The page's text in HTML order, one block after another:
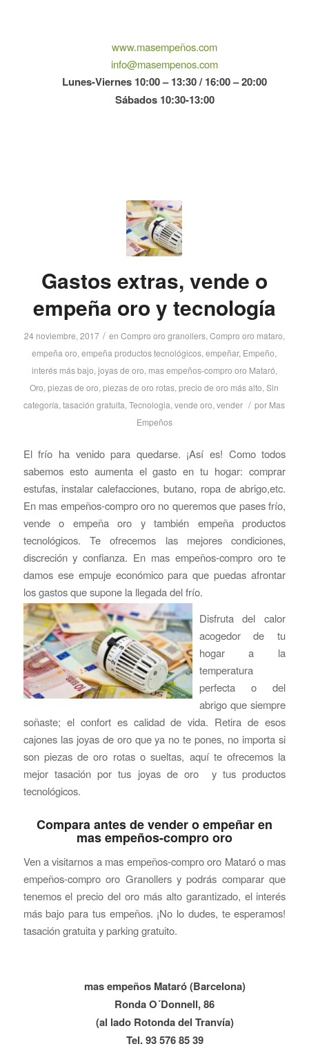
www.masempeños.com
info@masempenos.com
Lunes-Viernes 10:00 – 13:30 / 16:00 – 20:00
Sábados 10:30-13:00
Gastos extras, vende o
empeña oro y tecnología
24 noviembre, 2017 / en Compro oro granollers, Compro oro mataro,
empeña oro,empeña productos tecnológicos,empeñar, Empeño,
interés más bajo, joyas de oro, mas empeños-compro oro Mataró,
Oro,piezas de oro,piezas de oro rotas,precio de oro más alto,Sin
categoría,tasación gratuita,Tecnologia,vende oro,vender / por Mas
Empeños
El frío ha venido para quedarse. ¡Así es! Como todos
sabemos esto aumenta el gasto en tu hogar: comprar
estufas, instalar calefacciones, butano, ropa de abrigo,etc.
En mas empeños-compro oro no queremos que pases frío,
vende o empeña oro y también empeña productos
tecnológicos. Te ofrecemos las mejores condiciones,
discreción y confianza. En mas empeños-compro oro te
damos ese empuje económico para que puedas afrontar
los gastos que supone la llegada del frío.
Disfruta del calor
acogedor de tu
hogar a la
temperatura
perfecta o del
abrigo que siempre
soñaste; el confort es calidad de vida. Retira de esos
cajones las joyas de oro que ya no te pones, no importa si
son piezas de oro rotas o sueltas, aquí te ofrecemos la
mejor tasación por tus joyas de oro y tus productos
tecnológicos.
Compara antes de vender o empeñar en
mas empeños-compro oro
Ven a visitarnos a mas empeños-compro oro Mataró o mas
empeños-compro oro Granollers y podrás comparar que
tenemos el precio del oro más alto garantizado, el interés
más bajo para tus empeños. ¡No lo dudes, te esperamos!
tasación gratuita y parking gratuito.
mas empeños Mataró (Barcelona)
Ronda O´Donnell, 86
(al lado Rotonda del Tranvía)
Tel. 93 576 85 39